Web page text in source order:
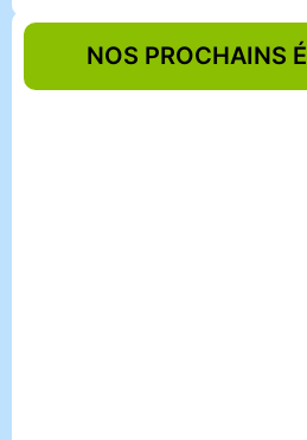
NOS PROCHAINS